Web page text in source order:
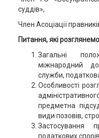
суддів»,
Член Асоціації
Питання, які
Загальні
міжнародний
служби,
Особливості
предметна
види позовів,
Застосування
податкових спорів.